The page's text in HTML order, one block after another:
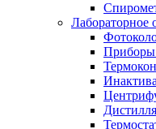
Лабораторное
Приборы